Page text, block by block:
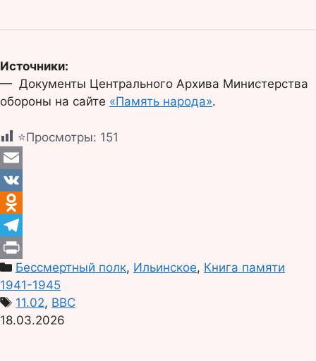
Источники:
— Документы Центрального Архива Министерства
обороны на сайте «Память народа».
⭐Просмотры: 151
E
m
a
l
V
K
O
d
n
o
k
T
e
l
e
P
r
i
Бессмертный полк, Ильинское, Книга памяти
1941-1945
11.02, ВВС
18.03.2026